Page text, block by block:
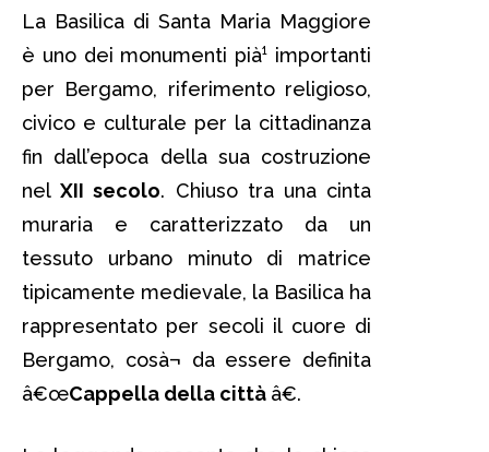
La Basilica di Santa Maria Maggiore
è uno dei monumenti pià¹ importanti
per Bergamo, riferimento religioso,
civico e culturale per la cittadinanza
fin dall’epoca della sua costruzione
nelXII secolo. Chiuso tra una cinta
muraria e caratterizzato da un
tessuto urbano minuto di matrice
tipicamente medievale, la Basilica ha
rappresentato per secoli il cuore di
Bergamo, cosà¬ da essere definita
â€œCappella della città â€.